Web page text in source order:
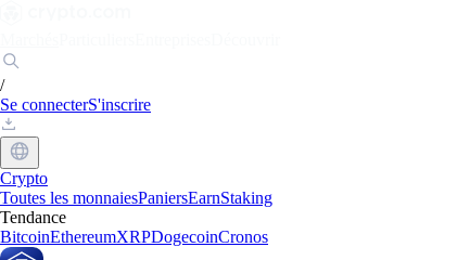
/
Se connecterS'inscrire
Crypto
Toutes les monnaiesPaniersEarnStaking
Tendance
BitcoinEthereumXRPDogecoinCronos